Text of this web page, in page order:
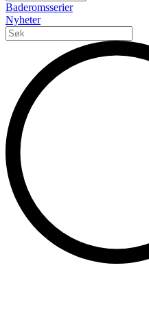
Baderomsserier
Nyheter